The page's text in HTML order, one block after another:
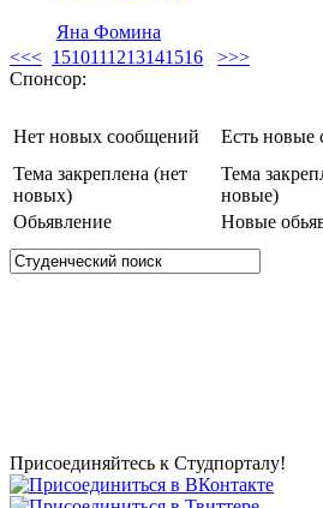
Яна Фомина
<<< 1 510111213141516 >>>
Спонсор:
Нет новых сообщений Есть новые
Тема закреплена (нет
новых)
Тема
новые)
Обьявление
Новые
Присоединяйтесь к Студпорталу!